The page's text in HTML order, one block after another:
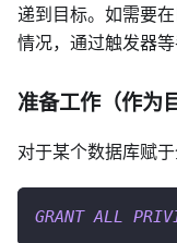
递到目标。如需要
情况，通过触发器
准备工作（作为
对于某个数据库赋
GRANT ALL